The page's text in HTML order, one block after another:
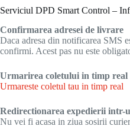
Serviciul DPD Smart Control –
Confirmarea adresei de livrare
Daca adresa din notificarea SMS
confirmi. Acest pas nu este
Urmarirea coletului in timp real
Urmareste coletul tau in timp real
Redirectionarea expedierii intr-
Nu vei fi acasa in ziua sosirii